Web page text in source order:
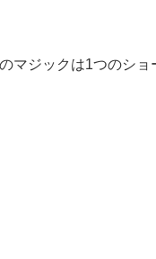
マジックは1つのショ